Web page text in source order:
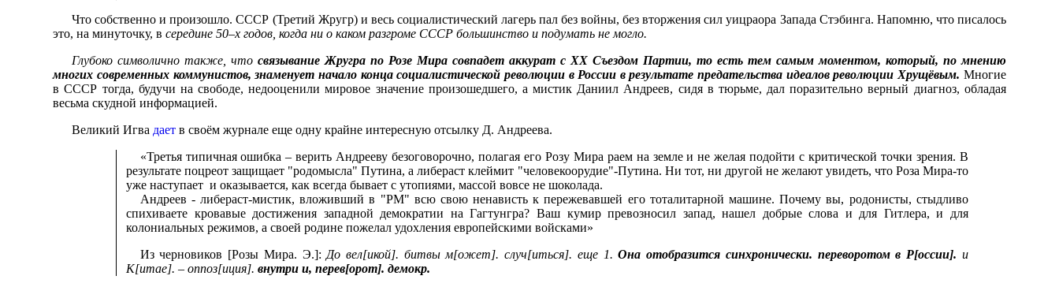
Что собственно и произошло. СССР (Третий Жругр) и весь социалистический лагерь пал без войны, без вторжения сил уицраора Запада Стэбинга. Напомню, что писалось
это, на минуточку, всередине 50–х годов, когда ни о каком разгроме СССР большинство и подумать не могло.
Глубоко символично также, чтосвязывание Жругра по Розе Мира совпадет аккурат с XX Съездом Партии, то есть тем самым моментом, который, по мнению
многих современных коммунистов, знаменует начало конца социалистической революции в России в результате предательства идеалов революции Хрущёвым. Многие
в СССР тогда, будучи на свободе, недооценили мировое значение произошедшего, а мистик Даниил Андреев, сидя в тюрьме, дал поразительно верный диагноз, обладая
весьма скудной информацией.
Великий Игва дает в своём журнале еще одну крайне интересную отсылку Д. Андреева.
«Третья типичная ошибка – верить Андрееву безоговорочно, полагая его Розу Мира раем на земле и не желая подойти с критической точки зрения. В
результате поцреот защищает "родомысла" Путина, а либераст клеймит "человекоорудие"-Путина. Ни тот, ни другой не желают увидеть, что Роза Мира-то
уже наступает и оказывается, как всегда бывает с утопиями, массой вовсе не шоколада.
Андреев - либераст-мистик, вложивший в "РМ" всю свою ненависть к пережевавшей его тоталитарной машине. Почему вы, родонисты, стыдливо
спихиваете кровавые достижения западной демократии на Гагтунгра? Ваш кумир превозносил запад, нашел добрые слова и для Гитлера, и для
колониальных режимов, а своей родине пожелал удохления европейскими войсками»
Из черновиков [Розы Мира. Э.]: До вел[икой]. битвы м[ожет]. случ[иться]. еще 1.Она отобразится синхронически. переворотом в Р[оссии]. и
К[итае]. – оппоз[иция].внутри и, перев[орот]. демокр.